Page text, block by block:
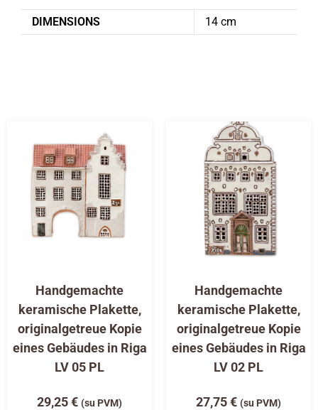
DIMENSIONS 14 cm
Handgemachte
keramische Plakette,
originalgetreue Kopie
eines Gebäudes in Riga
LV 05 PL
29,25€ (su PVM)
Handgemachte
keramische Plakette,
originalgetreue Kopie
eines Gebäudes in Riga
LV 02 PL
27,75€ (su PVM)